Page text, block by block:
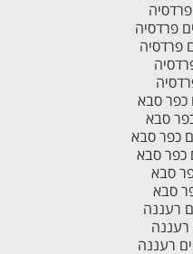
פרדסיה
פרדסיה
כפר סבא
סבא
כפר סבא
כפר סבא
סבא
סבא
רעננה
רעננה
רעננה